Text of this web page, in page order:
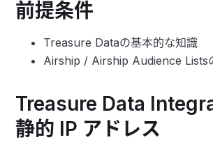
前提条件
Treasure Dataの基本的な知識
Airship / Airship Audience Lists
Treasure Data
静的 IP アドレス